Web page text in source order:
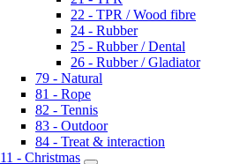
22 - TPR / Wood fibre
24 - Rubber
25 - Rubber / Dental
26 - Rubber / Gladiator
79 - Natural
81 - Rope
82 - Tennis
83 - Outdoor
84 - Treat & interaction
11 - Christmas